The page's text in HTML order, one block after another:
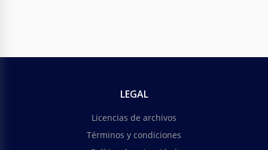
LEGAL
Licencias de archivos
Términos y condiciones